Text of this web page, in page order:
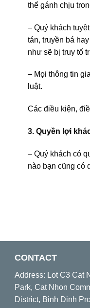
thể gánh chịu
– Quý khách
tán, truyền bá
như sẽ bị truy tố
– Mọi thông tin
luật.
Các điều kiện,
3. Quyền lợi
– Quý khách có
nào bạn cũng có
CONTACT
Address: Lot C3 Cat
Park, Cat Nhon
District, Binh Dinh